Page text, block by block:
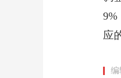
9%
应
编